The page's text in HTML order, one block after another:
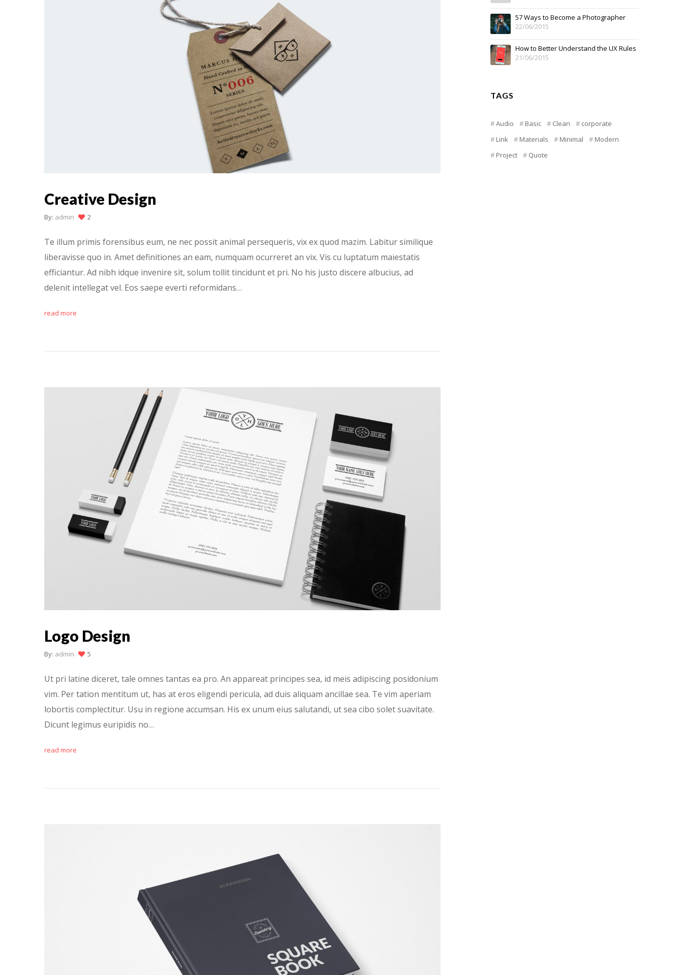
Creative Design
By: admin 2
Te illum primis forensibus eum, ne nec possit animal persequeris, vix ex quod mazim. Labitur similique
liberavisse quo in. Amet definitiones an eam, numquam ocurreret an vix. Vis cu luptatum maiestatis
efficiantur. Ad nibh idque invenire sit, solum tollit tincidunt et pri. No his justo discere albucius, ad
delenit intellegat vel. Eos saepe everti reformidans…
read more
Logo Design
By: admin 5
Ut pri latine diceret, tale omnes tantas ea pro. An appareat principes sea, id meis adipiscing posidonium
vim. Per tation mentitum ut, has at eros eligendi pericula, ad duis aliquam ancillae sea. Te vim aperiam
lobortis complectitur. Usu in regione accumsan. His ex unum eius salutandi, ut sea cibo solet suavitate.
Dicunt legimus euripidis no…
read more
57 Ways to Become a Photographer
22/06/2015
How to Better Understand the UX Rules
21/06/2015
TAGS
Audio Basic Clean
corporate
Link
Materials Minimal
Modern
Project
Quote